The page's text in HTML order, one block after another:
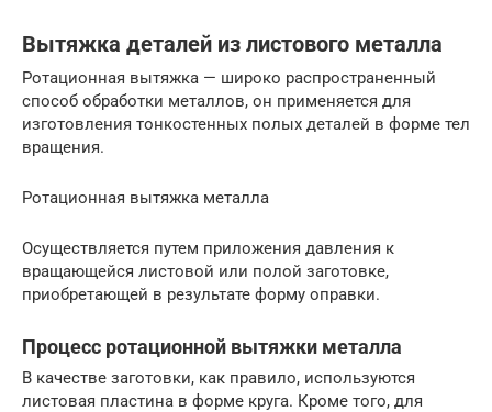
Вытяжка деталей из листового металла
Ротационная вытяжка — широко распространенный
способ обработки металлов, он применяется для
изготовления тонкостенных полых деталей в форме тел
вращения.
Ротационная вытяжка металла
Осуществляется путем приложения давления к
вращающейся листовой или полой заготовке,
приобретающей в результате форму оправки.
Процесс ротационной вытяжки металла
В качестве заготовки, как правило, используются
листовая пластина в форме круга. Кроме того, для